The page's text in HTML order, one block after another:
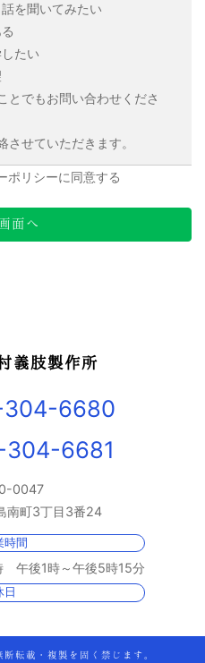
を聞いてみたい
たい
とでもお問い合わせくださ
させていただきます。
ポリシーに同意する
義肢製作所
304-6680
304-6681
0047
南町3丁目3番24
時間
午後1時～午後5時15分
日
転載・複製を固く禁じます。